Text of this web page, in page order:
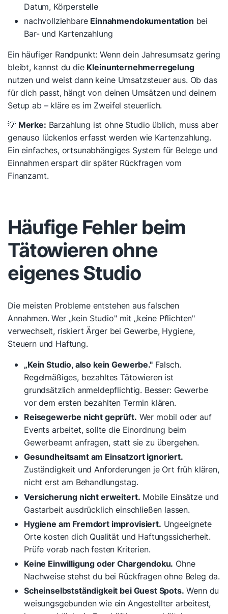
Datum, Körperstelle
nachvollziehbare Einnahmendokumentation bei
Bar- und Kartenzahlung
Ein häufiger Randpunkt: Wenn dein Jahresumsatz gering
bleibt, kannst du die Kleinunternehmerregelung
nutzen und weist dann keine Umsatzsteuer aus. Ob das
für dich passt, hängt von deinen Umsätzen und deinem
Setup ab – kläre es im Zweifel steuerlich.
💡 Merke: Barzahlung ist ohne Studio üblich, muss aber
genauso lückenlos erfasst werden wie Kartenzahlung.
Ein einfaches, ortsunabhängiges System für Belege und
Einnahmen erspart dir später Rückfragen vom
Finanzamt.
Häufige Fehler beim
Tätowieren ohne
eigenes Studio
Die meisten Probleme entstehen aus falschen
Annahmen. Wer „kein Studio" mit „keine Pflichten"
verwechselt, riskiert Ärger bei Gewerbe, Hygiene,
Steuern und Haftung.
„Kein Studio, also kein Gewerbe."Falsch.
Regelmäßiges, bezahltes Tätowieren ist
grundsätzlich anmeldepflichtig. Besser: Gewerbe
vor dem ersten bezahlten Termin klären.
Reisegewerbe nicht geprüft. Wer mobil oder auf
Events arbeitet, sollte die Einordnung beim
Gewerbeamt anfragen, statt sie zu übergehen.
Gesundheitsamt am Einsatzort ignoriert.
Zuständigkeit und Anforderungen je Ort früh klären,
nicht erst am Behandlungstag.
Versicherung nicht erweitert. Mobile Einsätze und
Gastarbeit ausdrücklich einschließen lassen.
Hygiene am Fremdort improvisiert. Ungeeignete
Orte kosten dich Qualität und Haftungssicherheit.
Prüfe vorab nach festen Kriterien.
Keine Einwilligung oder Chargendoku. Ohne
Nachweise stehst du bei Rückfragen ohne Beleg da.
Scheinselbstständigkeit bei Guest Spots. Wenn du
weisungsgebunden wie ein Angestellter arbeitest,